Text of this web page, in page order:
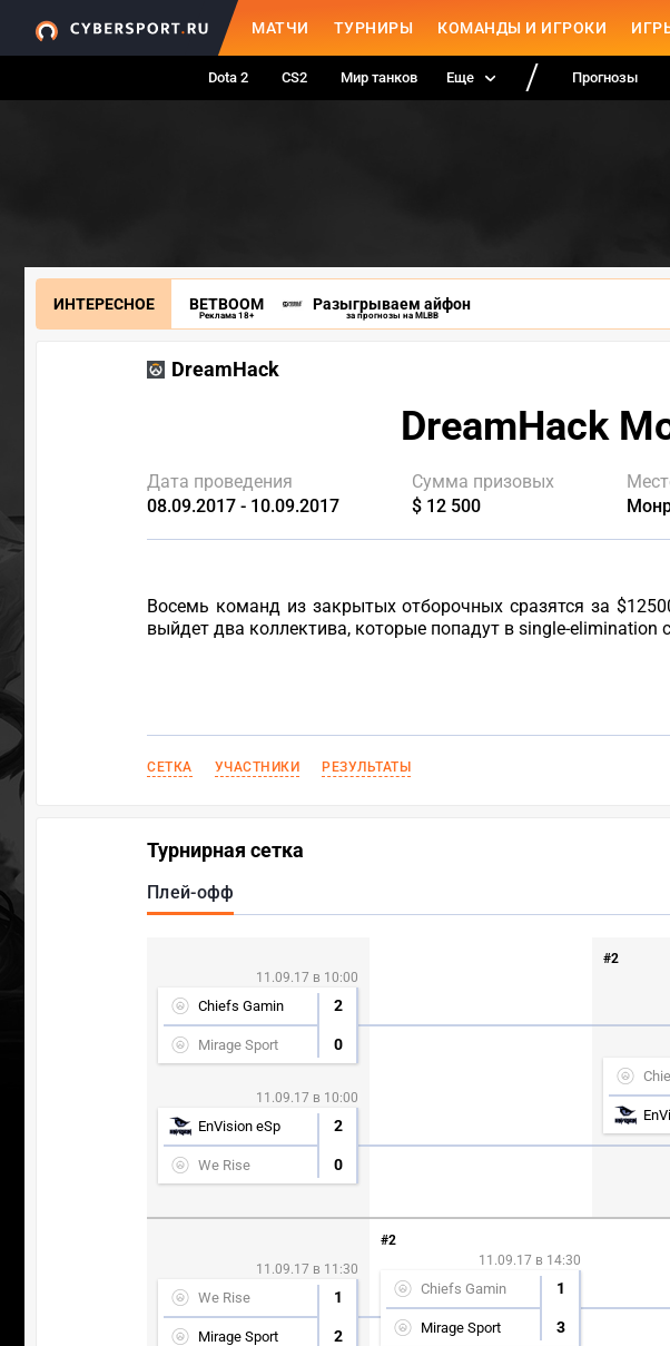
МАТЧИ ТУРНИРЫ КОМАНДЫ И ИГРОКИ
Dota 2 CS2 Мир танков Еще Прогнозы
ИНТЕРЕСНОЕ BETBOOM
Реклама 18+
Разыгрываем айфон
за прогнозы на MLBB
DreamHack
DreamHack
Дата проведения
08.09.2017 - 10.09.2017
Сумма призовых
$ 12 500
Восемь команд из закрытых отборочных сразятся за
выйдет два коллектива, которые попадут в single-elimination
СЕТКА УЧАСТНИКИ РЕЗУЛЬТАТЫ
Турнирная сетка
Плей-офф
11.09.17 в 10:00
Chiefs Gamin 2
Mirage Sport 0
11.09.17 в 10:00
EnVision eSp 2
We Rise 0
#2
11.09.17 в 11:30
We Rise 1
Mirage Sport 2
#2
11.09.17 в 14:30
Chiefs Gamin 1
Mirage Sport 3